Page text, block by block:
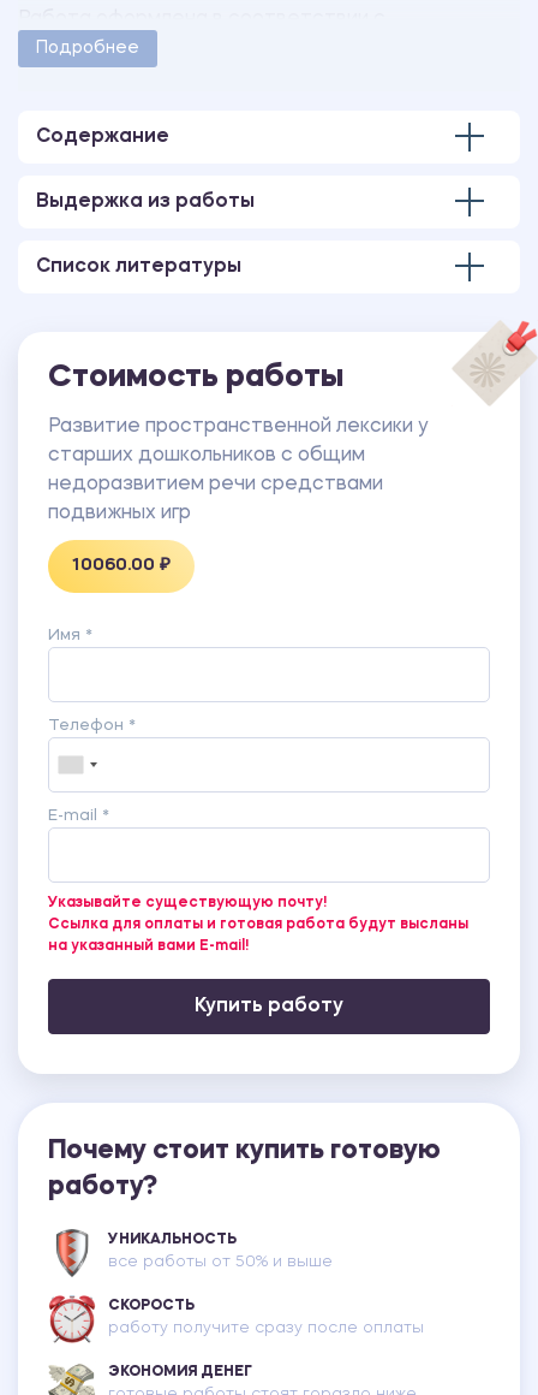
методическими указаниями учебного заведения.
приложение:
Подробнее
Содержание
Выдержка из работы
Список литературы
Стоимость работы
Развитие пространственной лексики у
старших дошкольников с общим
недоразвитием речи средствами
подвижных игр
10060.00 ₽
Имя *
Телефон *
E-mail *
Указывайте существующую почту!
Ссылка для оплаты и готовая работа будут высланы
на указанный вами E-mail!
Купить работу
Почему стоит купить готовую
работу?
УНИКАЛЬНОСТЬ
все работы от 50% и выше
СКОРОСТЬ
работу получите сразу после оплаты
ЭКОНОМИЯ ДЕНЕГ